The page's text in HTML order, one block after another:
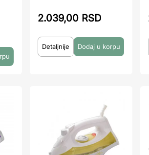
2.039,00 RSD
Detaljnije